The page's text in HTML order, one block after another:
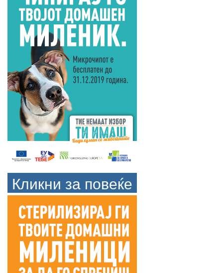
Кликни за повеќе